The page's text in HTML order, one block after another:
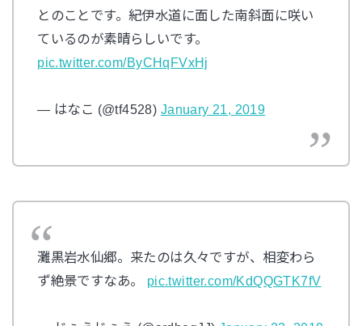
とのことです。紀伊水道に面した南斜面に咲い
ているのが素晴らしいです。
pic.twitter.com/ByCHqFVxHj
— はなこ (@tf4528) January 21, 2019
灘黒岩水仙郷。来たのは久々ですが、相変わら
ず絶景ですなあ。 pic.twitter.com/KdQQGTK7fV